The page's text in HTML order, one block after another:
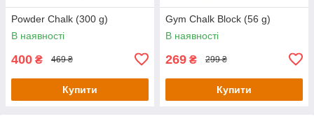
Powder Chalk (300 g)
В наявності
400 ₴ 469 ₴
Купити
Gym Chalk Block (56 g)
В наявності
269 ₴ 299 ₴
Купити